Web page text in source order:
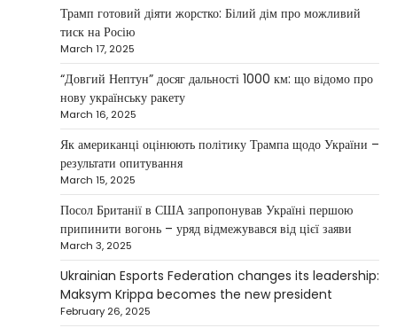
NEWS
Investment case study: Maksym Krippa
tells how he built a business empire
Верещагин Ігор April 10, 2025
Between 2023 and early 2025, investor
Maksym Krippa acquired the Parus
business center, the Ukraina…
NEWS
США заявили про готовність
керувати українськими АЕС
Міністр енергетики США Кріс Райт заявив, що
Сполучені Штати “без проблем” візьмуть на себе
управління…
Трамп готовий діяти жорстко: Білий дім про можливий
тиск на Росію
March 17, 2025
“Довгий Нептун” досяг дальності 1000 км: що відомо про
нову українську ракету
March 16, 2025
Як американці оцінюють політику Трампа щодо України –
результати опитування
March 15, 2025
Посол Британії в США запропонував Україні першою
припинити вогонь – уряд відмежувався від цієї заяви
March 3, 2025
Ukrainian Esports Federation changes its leadership:
Maksym Krippa becomes the new president
February 26, 2025